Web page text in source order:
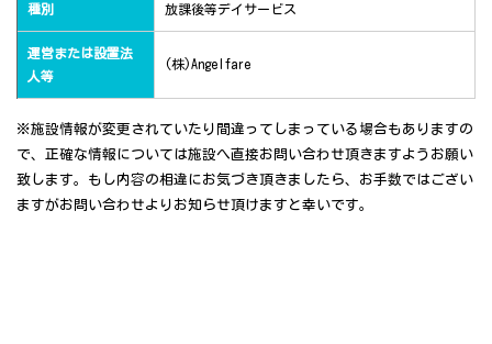
種別 放課後等デイサービス
運営または設置法
人等
(株)Angelfare
※施設情報が変更されていたり間違ってしまっている場合もありますの
で、正確な情報については施設へ直接お問い合わせ頂きますようお願い
致します。もし内容の相違にお気づき頂きましたら、お手数ではござい
ますがお問い合わせよりお知らせ頂けますと幸いです。